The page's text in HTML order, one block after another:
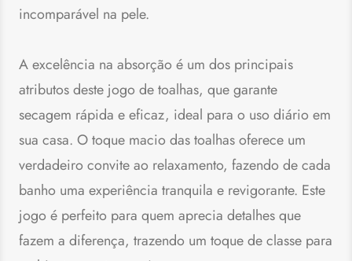
incomparável na pele.
A excelência na absorção é um dos principais
atributos deste jogo de toalhas, que garante
secagem rápida e eficaz, ideal para o uso diário em
sua casa. O toque macio das toalhas oferece um
verdadeiro convite ao relaxamento, fazendo de cada
banho uma experiência tranquila e revigorante. Este
jogo é perfeito para quem aprecia detalhes que
fazem a diferença, trazendo um toque de classe para